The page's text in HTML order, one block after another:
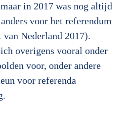
in 2017 was nog altijd
voor het referendum
van Nederland 2017).
overigens vooral onder
voor, onder andere
voor referenda